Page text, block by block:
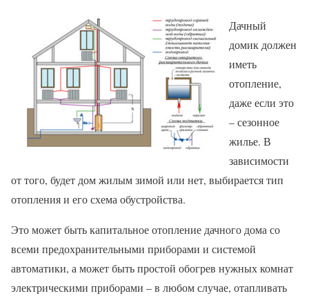
Дачный
домик должен
иметь
отопление,
даже если это
– сезонное
жилье. В
зависимости
от того, будет дом жилым зимой или нет, выбирается тип
отопления и его схема обустройства.
Это может быть капитальное отопление дачного дома со
всеми предохранительными приборами и системой
автоматики, а может быть простой обогрев нужных комнат
электрическими приборами – в любом случае, отапливать